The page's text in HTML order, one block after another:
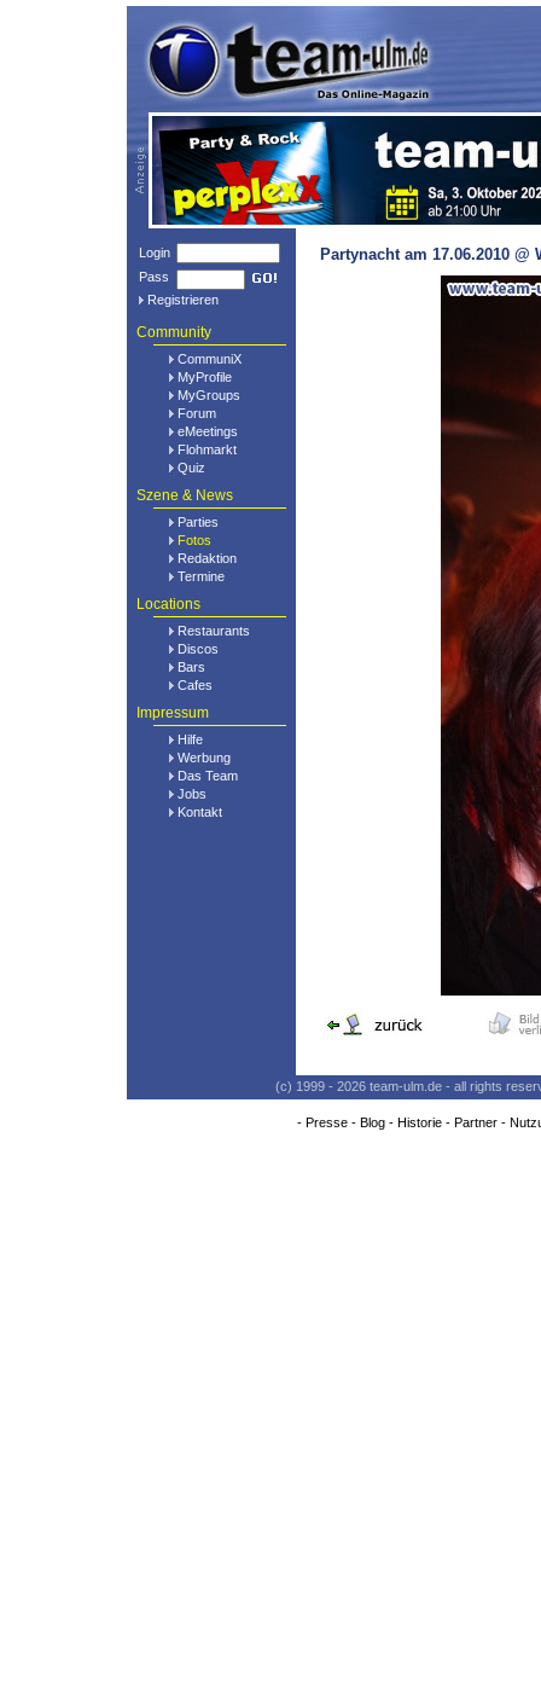
Login
Pass
Registrieren
Community
CommuniX
MyProfile
MyGroups
Forum
eMeetings
Flohmarkt
Quiz
Szene & News
Parties
Fotos
Redaktion
Termine
Locations
Restaurants
Discos
Bars
Cafes
Impressum
Hilfe
Werbung
Das Team
Jobs
Kontakt
Partynacht am 17.06.2010
(c) 1999 - 2026 team-ulm.de - all rights
- Presse- Blog- Historie- Partner-